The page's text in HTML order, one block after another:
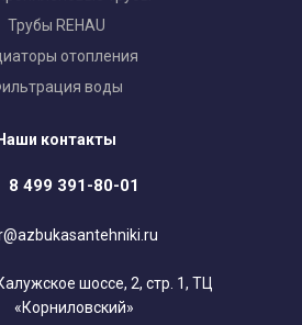
Трубы REHAU
отопления
воды
Наши контакты
8 499 391-80-01
шоссе, 2, стр. 1, ТЦ
«Корниловский»